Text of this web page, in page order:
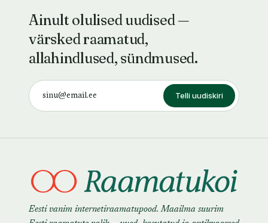
Ainult olulised uudised —
värsked raamatud,
allahindlused, sündmused.
Telli uudiskiri
Eesti vanim internetiraamatupood. Maailma suurim